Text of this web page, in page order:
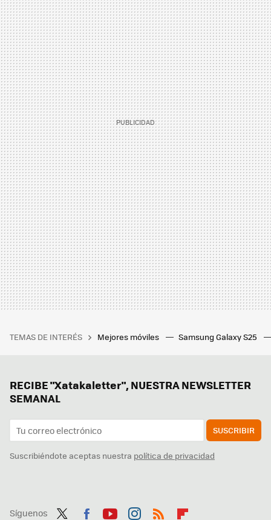
TEMAS DE INTERÉS Mejores móviles Samsung Galaxy S25
RECIBE "Xatakaletter", NUESTRA NEWSLETTER
SEMANAL
SUSCRIBIR
Suscribiéndote aceptas nuestra política de privacidad
Síguenos